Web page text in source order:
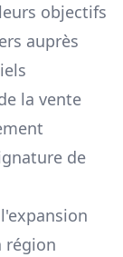
objectifs
auprès
la vente
de
région